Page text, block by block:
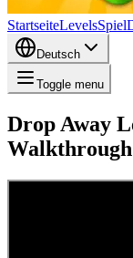
StartseiteLevelsSpiel
Deutsch
Toggle menu
Drop Away